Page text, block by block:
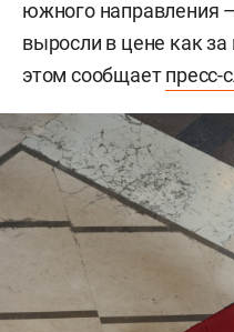
южного направления
выросли в цене как за
этом сообщаетпресс-